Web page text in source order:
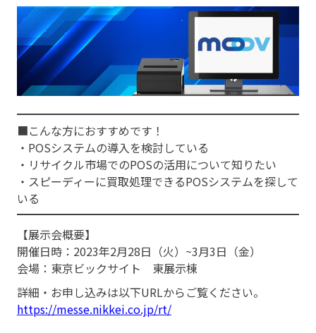
■こんな方におすすめです！
・POSシステムの導入を検討している
・リサイクル市場でのPOSの活用について知りたい
・スピーディーに買取処理できるPOSシステムを探して
いる
【展示会概要】
開催日時：2023年2月28日（火）~3月3日（金）
会場：東京ビックサイト 東展示棟
詳細・お申し込みは以下URLからご覧ください。
https://messe.nikkei.co.jp/rt/